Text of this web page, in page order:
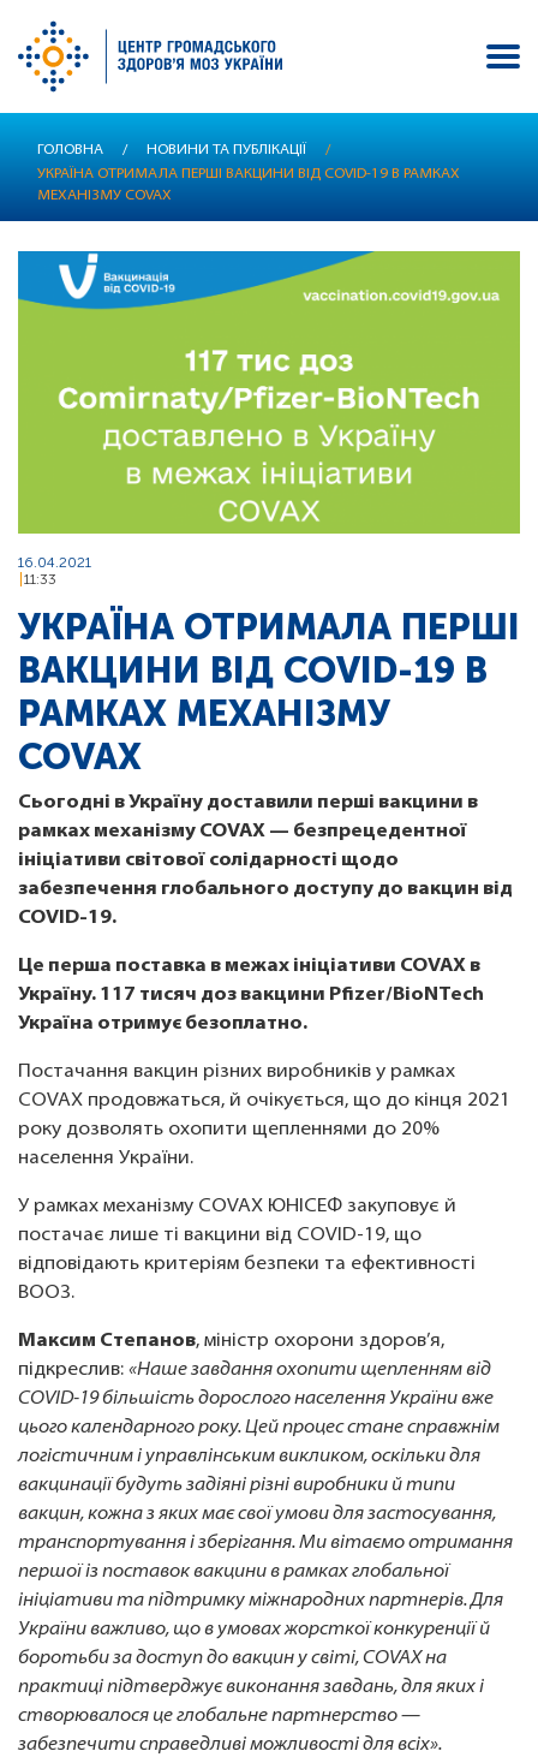
ГОЛОВНА / НОВИНИ ТА ПУБЛІКАЦІЇ
/
УКРАЇНА ОТРИМАЛА ПЕРШІ ВАКЦИНИ ВІД COVID-19 В РАМКАХ
МЕХАНІЗМУ COVAX
16.04.2021
11:33
УКРАЇНА ОТРИМАЛА ПЕРШІ
ВАКЦИНИ ВІД COVID-19 В
РАМКАХ МЕХАНІЗМУ
COVAX
Сьогодні в Україну доставили перші вакцини в
рамках механізму COVAX — безпрецедентної
ініціативи світової солідарності щодо
забезпечення глобального доступу до вакцин від
COVID-19.
Це перша поставка в межах ініціативи COVAX в
Україну. 117 тисяч доз вакцини Pfizer/BioNTech
Україна отримує безоплатно.
Постачання вакцин різних виробників у рамках
COVAX продовжаться, й очікується, що до кінця 2021
року дозволять охопити щепленнями до 20%
населення України.
У рамках механізму COVAX ЮНІСЕФ закуповує й
постачає лише ті вакцини від COVID-19, що
відповідають критеріям безпеки та ефективності
ВООЗ.
Максим Степанов, міністр охорони здоров’я,
підкреслив: «Наше завдання охопити щепленням від
COVID-19 більшість дорослого населення України вже
цього календарного року. Цей процес стане справжнім
логістичним і управлінським викликом, оскільки для
вакцинації будуть задіяні різні виробники й типи
вакцин, кожна з яких має свої умови для застосування,
транспортування і зберігання. Ми вітаємо отримання
першої із поставок вакцини в рамках глобальної
ініціативи та підтримку міжнародних партнерів. Для
України важливо, що в умовах жорсткої конкуренції й
боротьби за доступ до вакцин у світі, COVAX на
практиці підтверджує виконання завдань, для яких і
створювалося це глобальне партнерство —
забезпечити справедливі можливості для всіх».